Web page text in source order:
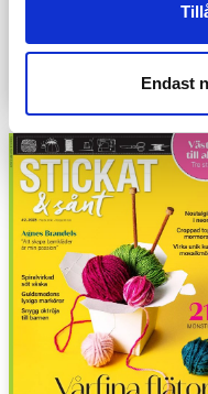
Endast